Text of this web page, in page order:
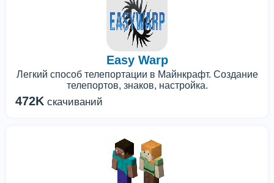
Easy Warp
Легкий способ телепортации в Майнкрафт. Создание
телепортов, знаков, настройка.
472K скачиваний